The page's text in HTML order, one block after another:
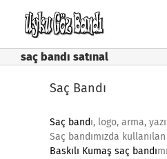
content
saç bandı satınal
Saç Bandı
Saç bandı, logo, arma,
Saç bandımızda
Baskılı Kumaş saç bandı